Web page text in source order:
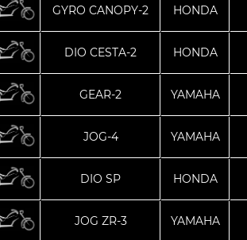
GYRO CANOPY-2 HONDA
DIO CESTA-2 HONDA
GEAR-2 YAMAHA
JOG-4 YAMAHA
DIO SP HONDA
JOG ZR-3 YAMAHA